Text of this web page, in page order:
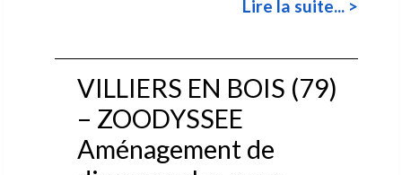
Lire la suite... >
VILLIERS EN BOIS (79)
– ZOODYSSEE
Aménagement de